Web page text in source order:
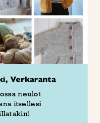
Verkaranta
neulot
itsellesi